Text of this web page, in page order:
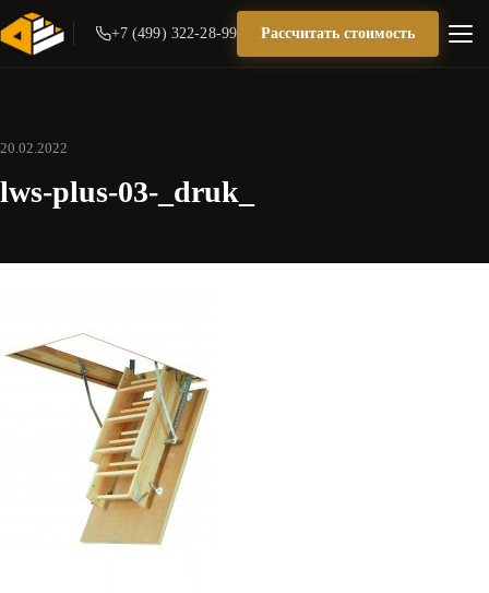
+7 (499) 322-28-99 Рассчитать стоимость
20.02.2022
lws-plus-03-_druk_